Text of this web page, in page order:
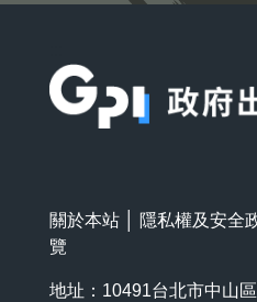
關於本站 隱私權及安全
覽
地址：10491台北市中山